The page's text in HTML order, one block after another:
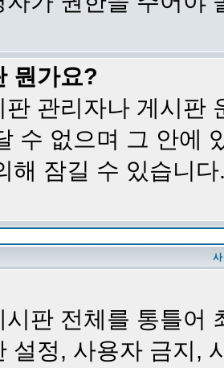
뭔가요?
판 관리자나 게시판
수 없으며 그 안에
해 잠길 수 있습니다
시판 전체를 통틀어
설정, 사용자 금지,